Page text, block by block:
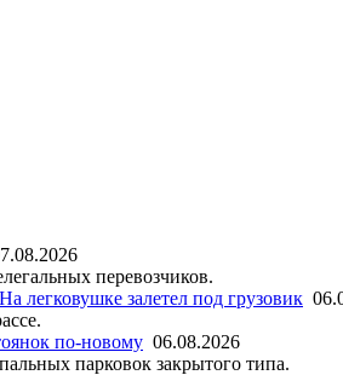
перевозчиков.
На легковушке залетел под грузовик
по-новому 06.08.2026
парковок закрытого типа.